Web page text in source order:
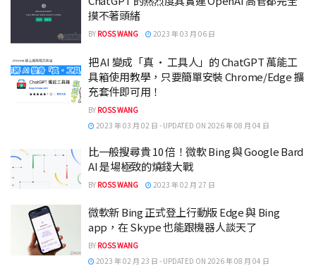
摸不著頭緒
BY ROSS WANG 2023 年 03 月 06 日
把 AI 變成「真 · 工具人」的 ChatGPT 萬能工
具箱使用教學，只要簡單安裝 Chrome/Edge 擴
充套件即可用！
BY ROSS WANG
2023 年 03 月 02 日 - UPDATED ON 2026 年 08 月 04 日
比一般搜尋貴 10 倍！微軟 Bing 與 Google Bard
AI 是場極致的燒錢大戰
BY ROSS WANG 2023 年 02 月 27 日
微軟新 Bing 正式登上行動版 Edge 與 Bing
app，在 Skype 也能跟機器人談天了
BY ROSS WANG
2023 年 02 月 23 日 - UPDATED ON 2026 年 08 月 04 日